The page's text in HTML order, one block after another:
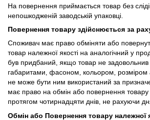
На повернення приймається товар без
непошкодженій заводській упаковці.
Повернення товару здійснюється за
Споживач має право обміняти або
товар належної якості на аналогічний у
був придбаний, якщо товар не
габаритами, фасоном, кольором, розміром
не може бути ним використаний за
має право на обмін або повернення товару
протягом чотирнадцяти днів, не рахуючи
Обмін або Повернення товару належної